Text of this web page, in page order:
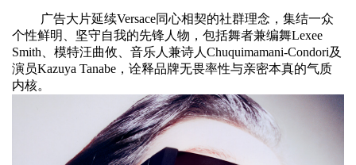
广告大片延续Versace同心相契的社群理念，集结一众
个性鲜明、坚守自我的先锋人物，包括舞者兼编舞Lexee
Smith、模特汪曲攸、音乐人兼诗人Chuquimamani‑Condori及
演员Kazuya Tanabe，诠释品牌无畏率性与亲密本真的气质
内核。